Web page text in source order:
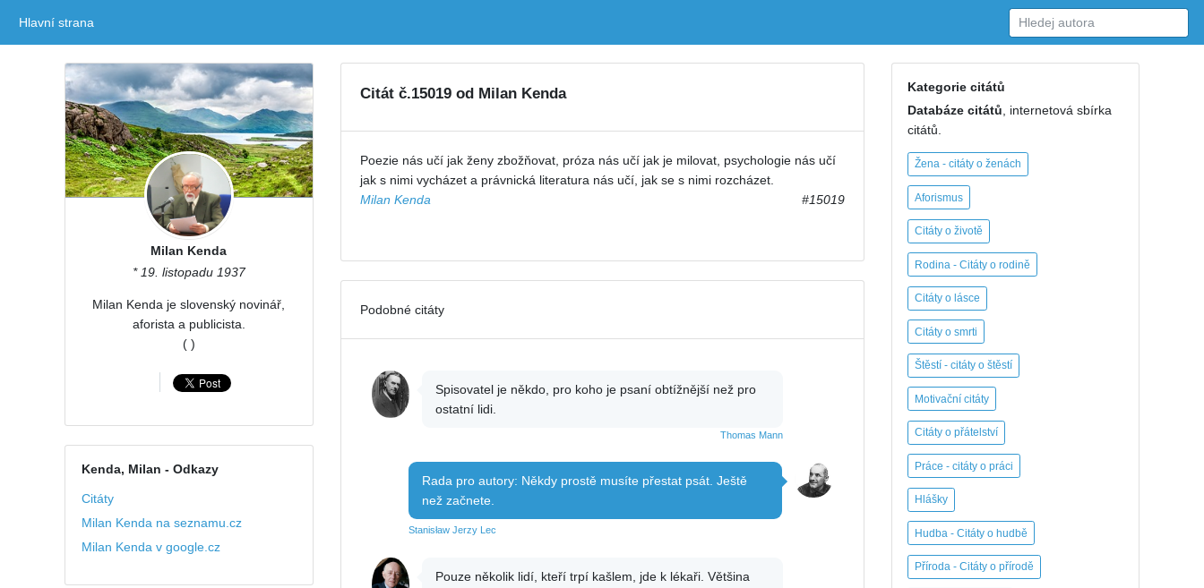
Hlavní strana
Milan Kenda
* 19. listopadu 1937
Milan Kenda je slovenský novinář,
aforista a publicista.
( )
Kenda, Milan - Odkazy
Citáty
Milan Kenda na seznamu.cz
Milan Kenda v google.cz
Citát č.15019 od Milan Kenda
Poezie nás učí jak ženy zbožňovat, próza nás učí jak je milovat, psychologie nás učí
jak s nimi vycházet a právnická literatura nás učí, jak se s nimi rozcházet.
Milan Kenda
#15019
Podobné citáty
Spisovatel je někdo, pro koho je psaní obtížnější než pro
ostatní lidi.
Thomas Mann
Rada pro autory: Někdy prostě musíte přestat psát. Ještě
než začnete.
Stanisław Jerzy Lec
Pouze několik lidí, kteří trpí kašlem, jde k lékaři. Většina
Kategorie citátů
Databáze citátů , internetová sbírka
citátů.
Žena - citáty o ženách
Aforismus
Citáty o životě
Rodina - Citáty o rodině
Citáty o lásce
Citáty o smrti
Štěstí - citáty o štěstí
Motivační citáty
Citáty o přátelství
Práce - citáty o práci
Hlášky
Hudba - Citáty o hudbě
Příroda - Citáty o přírodě